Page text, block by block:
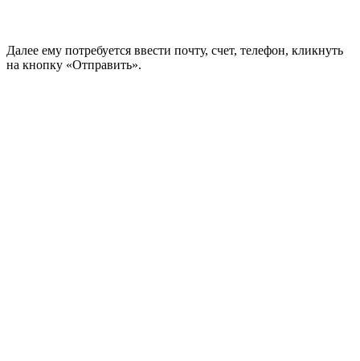
Далее ему потребуется ввести почту, счет, телефон, кликнуть
на кнопку «Отправить».